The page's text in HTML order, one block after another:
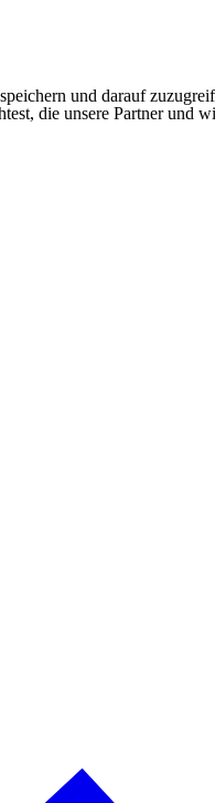
und darauf
die unsere Partner und